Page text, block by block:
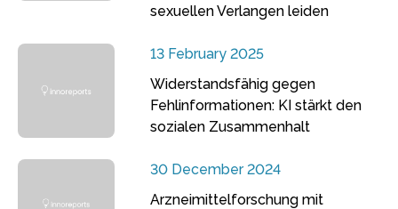
sexuellen Verlangen leiden
13 February 2025
Widerstandsfähig gegen
Fehlinformationen: KI stärkt den
sozialen Zusammenhalt
30 December 2024
Arzneimittelforschung mit